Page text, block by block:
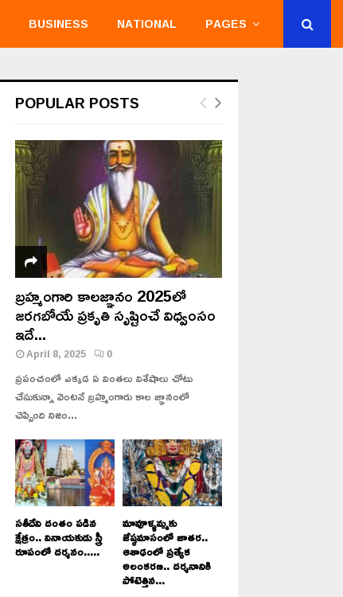
BUSINESS NATIONAL PAGES
POPULAR POSTS
బ్రహ్మంగారి కాలజ్ఞానం 2025లో
జరగబోయే ప్రకృతి సృష్టించే విధ్వంసం
ఇదే...
April 8, 2025 0
ప్రపంచంలో ఎక్కడ ఏ వింతలు విశేషాలు చోటు
చేసుకున్నా వెంటనే బ్రహ్మంగారు కాల జ్ఞానంలో
చెప్పింది నిజం...
సతీదేవి దంతం పడిన
క్షేత్రం.. వినాయకుడు స్త్రీ
రూపంలో దర్శనం.....
మావూళ్ళమ్మకు
జేష్ఠమాసంలో జాతర..
ఆశాఢంలో ప్రత్యేక
అలంకరణ.. దర్శనానికి
పోటెత్తిన...